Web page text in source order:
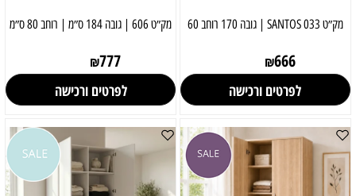
מק״ט 033 SANTOS | גובה 170 רוחב 60
₪666
לפרטים ורכישה
מק״ט 606 | גובה 184 ס״מ | רוחב 80 ס״מ
₪777
לפרטים ורכישה